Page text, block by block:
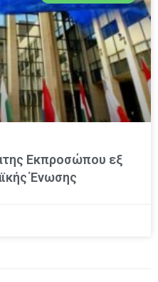
Εκπροσώπου εξ
Ένωσης